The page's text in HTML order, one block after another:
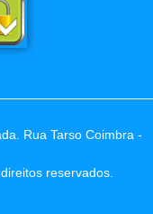
Rua Tarso Coimbra -
reservados.